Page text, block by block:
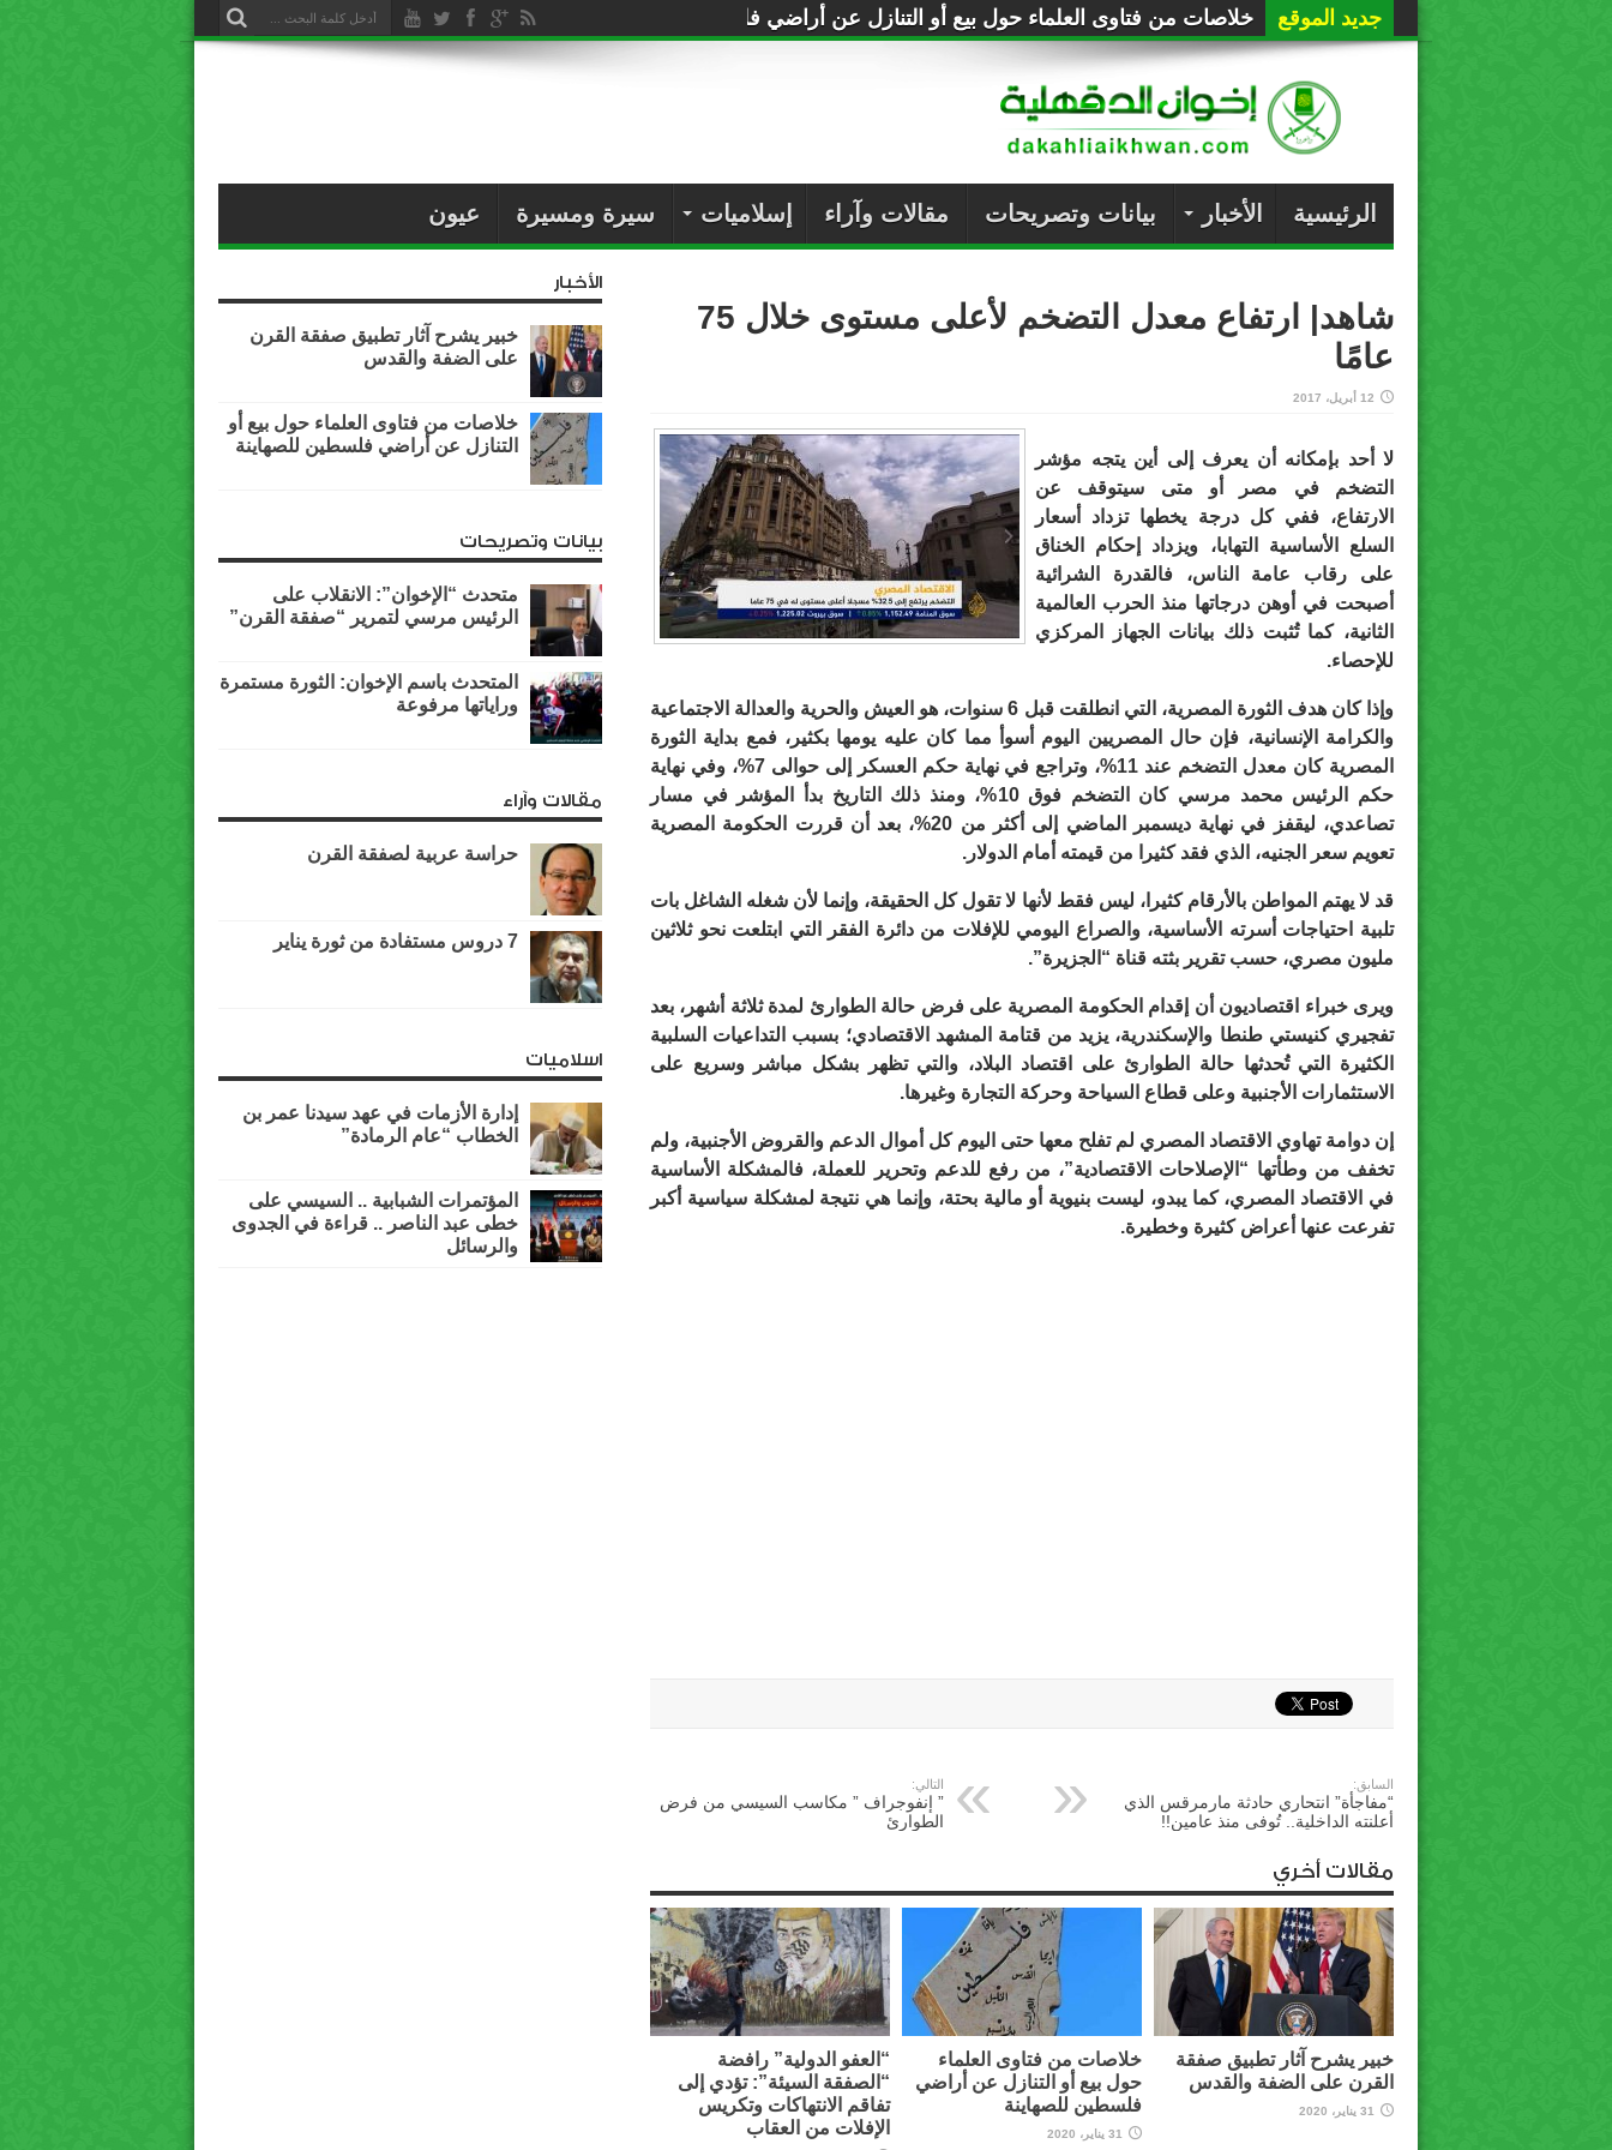
جديد الموقع خلاصات من فتاوى العلماء حول بيع أو التنازل عن أراضي فلسطين للصهاينة
الرئيسية الأخبار بيانات وتصريحات مقالات وآراء إسلاميات سيرة ومسيرة عيون
شاهد| ارتفاع معدل التضخم لأعلى مستوى خلال 75
عامًا
12 أبريل، 2017
لا أحد بإمكانه أن يعرف إلى أين يتجه مؤشر
التضخم في مصر أو متى سيتوقف عن
الارتفاع، ففي كل درجة يخطها تزداد أسعار
السلع الأساسية التهابا، ويزداد إحكام الخناق
على رقاب عامة الناس، فالقدرة الشرائية
أصبحت في أوهن درجاتها منذ الحرب العالمية
الثانية، كما تُثبت ذلك بيانات الجهاز المركزي
للإحصاء.
وإذا كان هدف الثورة المصرية، التي انطلقت قبل 6 سنوات، هو العيش والحرية والعدالة الاجتماعية
والكرامة الإنسانية، فإن حال المصريين اليوم أسوأ مما كان عليه يومها بكثير، فمع بداية الثورة
المصرية كان معدل التضخم عند 11%، وتراجع في نهاية حكم العسكر إلى حوالى 7%، وفي نهاية
حكم الرئيس محمد مرسي كان التضخم فوق 10%، ومنذ ذلك التاريخ بدأ المؤشر في مسار
تصاعدي، ليقفز في نهاية ديسمبر الماضي إلى أكثر من 20%، بعد أن قررت الحكومة المصرية
تعويم سعر الجنيه، الذي فقد كثيرا من قيمته أمام الدولار.
قد لا يهتم المواطن بالأرقام كثيرا، ليس فقط لأنها لا تقول كل الحقيقة، وإنما لأن شغله الشاغل بات
تلبية احتياجات أسرته الأساسية، والصراع اليومي للإفلات من دائرة الفقر التي ابتلعت نحو ثلاثين
مليون مصري، حسب تقرير بثته قناة “الجزيرة”.
ويرى خبراء اقتصاديون أن إقدام الحكومة المصرية على فرض حالة الطوارئ لمدة ثلاثة أشهر، بعد
تفجيري كنيستي طنطا والإسكندرية، يزيد من قتامة المشهد الاقتصادي؛ بسبب التداعيات السلبية
الكثيرة التي تُحدثها حالة الطوارئ على اقتصاد البلاد، والتي تظهر بشكل مباشر وسريع على
الاستثمارات الأجنبية وعلى قطاع السياحة وحركة التجارة وغيرها.
إن دوامة تهاوي الاقتصاد المصري لم تفلح معها حتى اليوم كل أموال الدعم والقروض الأجنبية، ولم
تخفف من وطأتها “الإصلاحات الاقتصادية”، من رفع للدعم وتحرير للعملة، فالمشكلة الأساسية
في الاقتصاد المصري، كما يبدو، ليست بنيوية أو مالية بحتة، وإنما هي نتيجة لمشكلة سياسية أكبر
تفرعت عنها أعراض كثيرة وخطيرة.
السابق:
“مفاجأة” انتحاري حادثة مارمرقس الذي
أعلنته الداخلية.. تُوفى منذ عامين!!
التالي:
” إنفوجراف ” مكاسب السيسي من فرض
الطوارئ
مقالات أخري
خبير يشرح آثار تطبيق صفقة
القرن على الضفة والقدس
31 يناير، 2020
خلاصات من فتاوى العلماء
حول بيع أو التنازل عن أراضي
فلسطين للصهاينة
31 يناير، 2020
“العفو الدولية” رافضة
“الصفقة السيئة”: تؤدي إلى
تفاقم الانتهاكات وتكريس
الإفلات من العقاب
الأخبار
خبير يشرح آثار تطبيق صفقة القرن
على الضفة والقدس
خلاصات من فتاوى العلماء حول بيع أو
التنازل عن أراضي فلسطين للصهاينة
بيانات وتصريحات
متحدث “الإخوان”: الانقلاب على
الرئيس مرسي لتمرير “صفقة القرن”
المتحدث باسم الإخوان: الثورة مستمرة
وراياتها مرفوعة
مقالات وآراء
حراسة عربية لصفقة القرن
7 دروس مستفادة من ثورة يناير
اسلاميات
إدارة الأزمات في عهد سيدنا عمر بن
الخطاب “عام الرمادة”
المؤتمرات الشبابية .. السيسي على
خطى عبد الناصر .. قراءة في الجدوى
والرسائل